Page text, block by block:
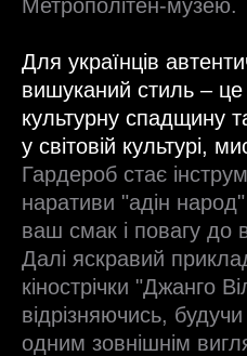
Метрополітен-музею.
Для українців
вишуканий стиль – це
культурну спадщину
у світовій культурі,
Гардероб стає
наративи "адін
ваш смак і повагу до
Далі яскравий
кінострічки "Джанго
відрізняючись,
одним зовнішнім